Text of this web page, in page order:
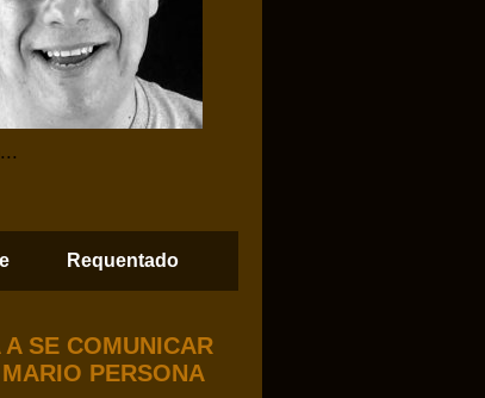
Requentado
A SE COMUNICAR
PERSONA